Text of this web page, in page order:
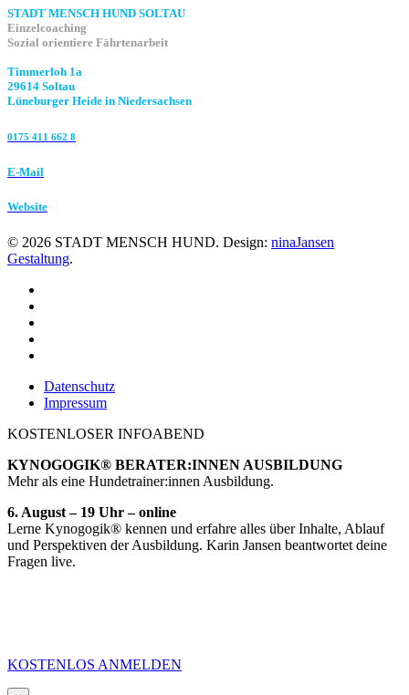
STADT MENSCH HUND SOLTAU
Einzelcoaching
Sozial orientiere Fährtenarbeit
Timmerloh 1a
29614 Soltau
Lüneburger Heide in Niedersachsen
0175 411 662 8‬
E-Mail
Website
© 2026 STADT MENSCH HUND. Design: ninaJansen
Gestaltung.
Datenschutz
Impressum
KOSTENLOSER INFOABEND
KYNOGOGIK® BERATER:INNEN AUSBILDUNG
Mehr als eine Hundetrainer:innen Ausbildung.
6. August – 19 Uhr – online
Lerne Kynogogik® kennen und erfahre alles über Inhalte, Ablauf
und Perspektiven der Ausbildung. Karin Jansen beantwortet deine
Fragen live.
KOSTENLOS ANMELDEN